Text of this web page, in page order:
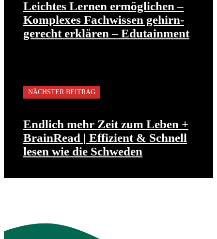
Leichtes Lernen ermöglichen –
Komplexes Fachwissen gehirn-
gerecht erklären – Edutainment
NÄCHSTER BEITRAG
Endlich mehr Zeit zum Leben +
BrainRead | Effizient & Schnell
lesen wie die Schweden